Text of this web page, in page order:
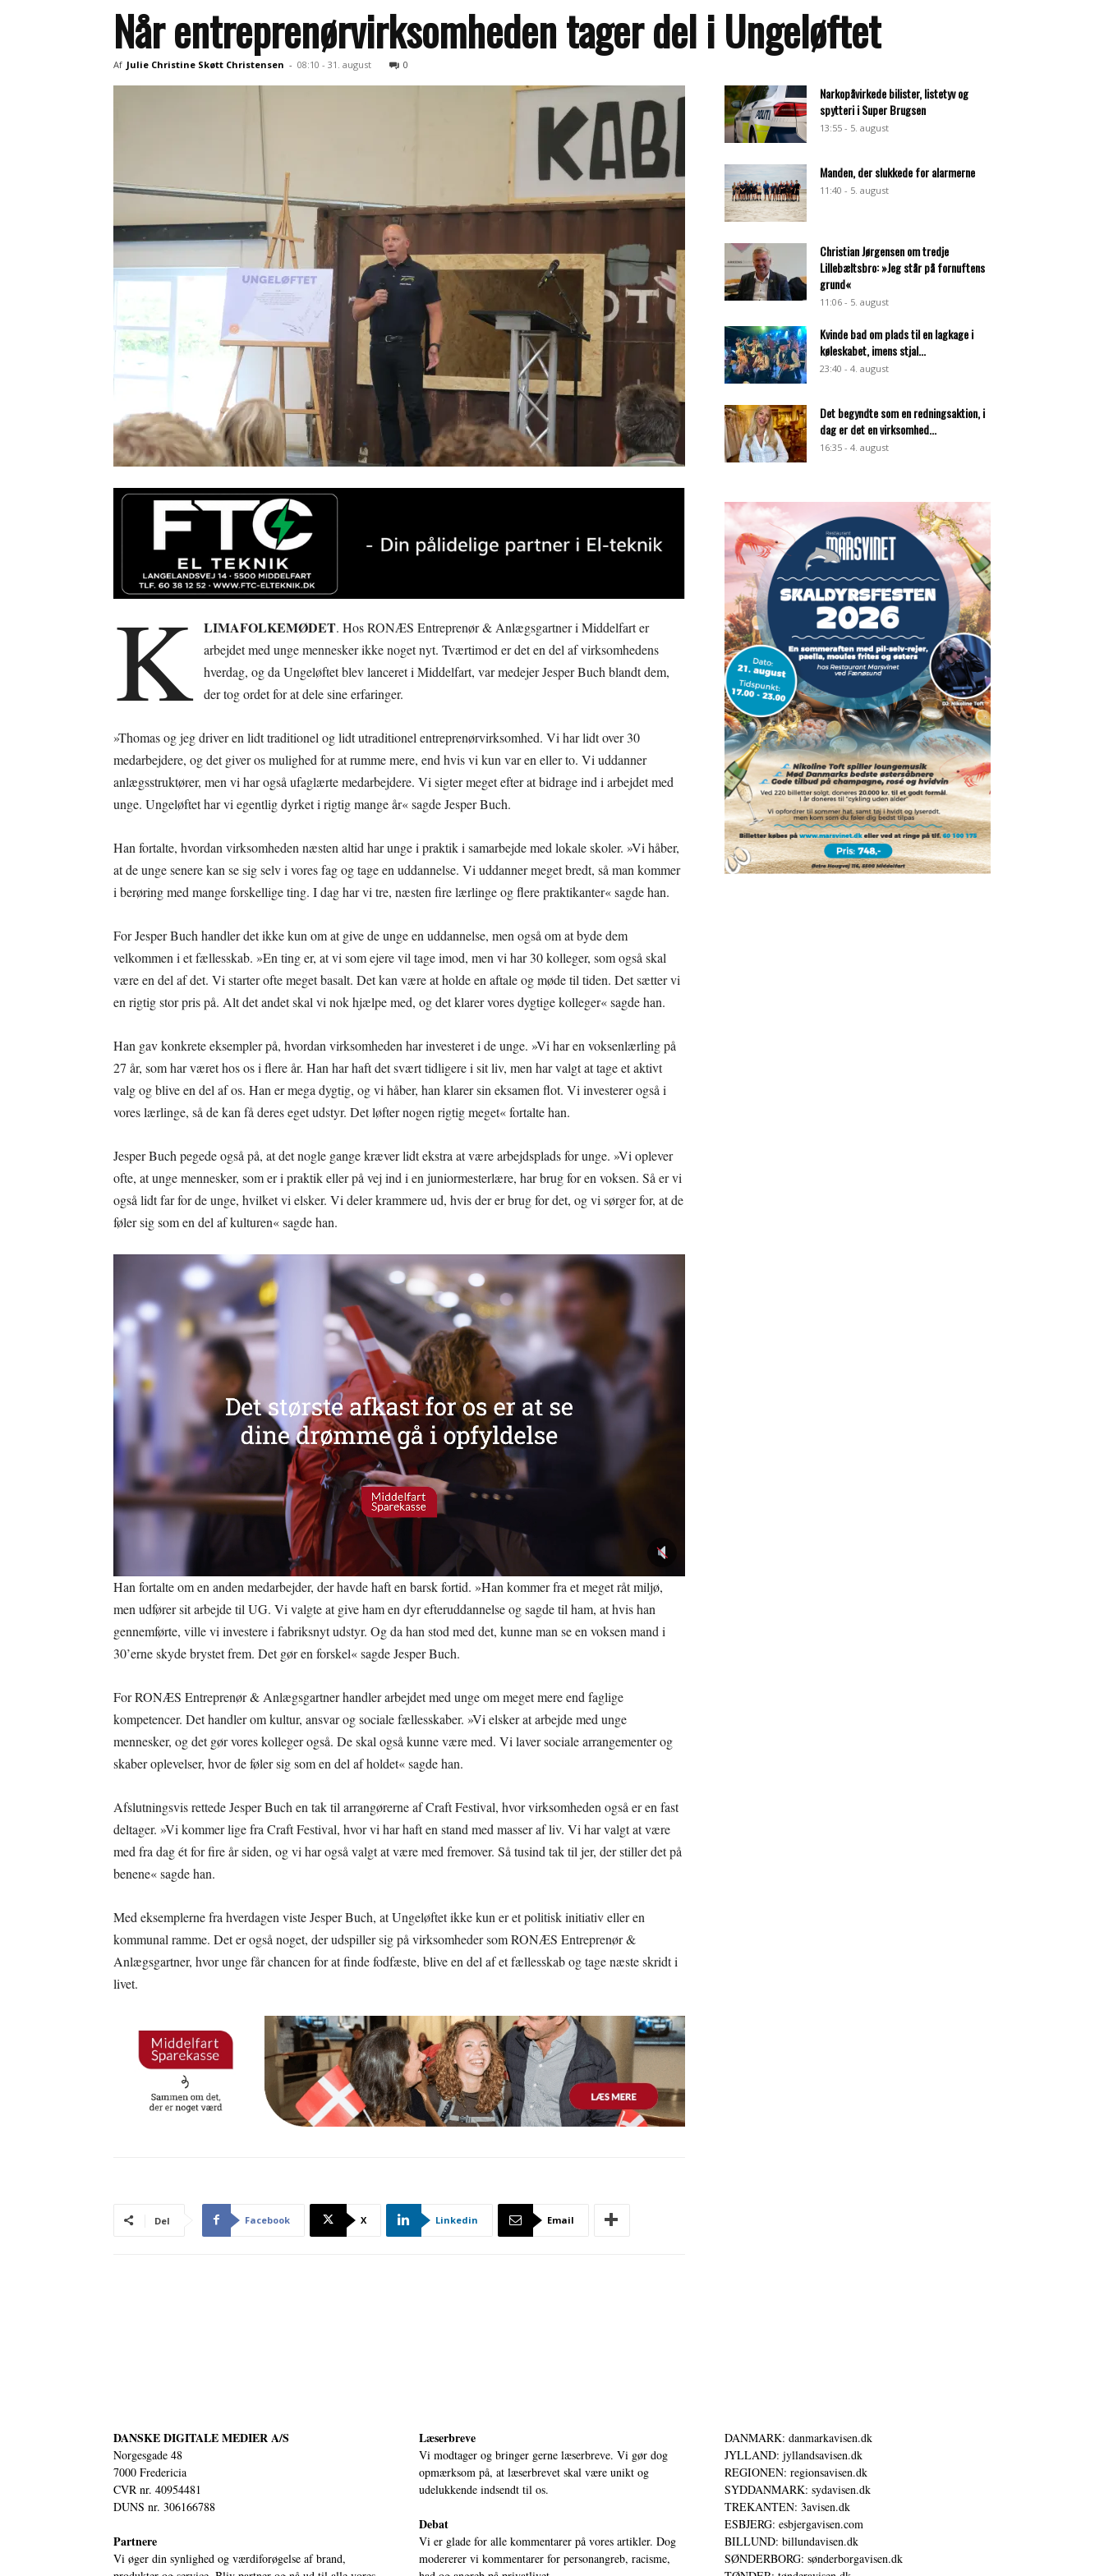
Når entreprenørvirksomheden tager del i Ungeløftet
Af Julie Christine Skøtt Christensen - 08:10 - 31. august 0
K LIMAFOLKEMØDET. Hos RONÆS Entreprenør & Anlægsgartner i Middelfart er
arbejdet med unge mennesker ikke noget nyt. Tværtimod er det en del af virksomhedens
hverdag, og da Ungeløftet blev lanceret i Middelfart, var medejer Jesper Buch blandt dem,
der tog ordet for at dele sine erfaringer.
»Thomas og jeg driver en lidt traditionel og lidt utraditionel entreprenørvirksomhed. Vi har lidt over 30
medarbejdere, og det giver os mulighed for at rumme mere, end hvis vi kun var en eller to. Vi uddanner
anlægsstruktører, men vi har også ufaglærte medarbejdere. Vi sigter meget efter at bidrage ind i arbejdet med
unge. Ungeløftet har vi egentlig dyrket i rigtig mange år« sagde Jesper Buch.
Han fortalte, hvordan virksomheden næsten altid har unge i praktik i samarbejde med lokale skoler. »Vi håber,
at de unge senere kan se sig selv i vores fag og tage en uddannelse. Vi uddanner meget bredt, så man kommer
i berøring med mange forskellige ting. I dag har vi tre, næsten fire lærlinge og flere praktikanter« sagde han.
For Jesper Buch handler det ikke kun om at give de unge en uddannelse, men også om at byde dem
velkommen i et fællesskab. »En ting er, at vi som ejere vil tage imod, men vi har 30 kolleger, som også skal
være en del af det. Vi starter ofte meget basalt. Det kan være at holde en aftale og møde til tiden. Det sætter vi
en rigtig stor pris på. Alt det andet skal vi nok hjælpe med, og det klarer vores dygtige kolleger« sagde han.
Han gav konkrete eksempler på, hvordan virksomheden har investeret i de unge. »Vi har en voksenlærling på
27 år, som har været hos os i flere år. Han har haft det svært tidligere i sit liv, men har valgt at tage et aktivt
valg og blive en del af os. Han er mega dygtig, og vi håber, han klarer sin eksamen flot. Vi investerer også i
vores lærlinge, så de kan få deres eget udstyr. Det løfter nogen rigtig meget« fortalte han.
Jesper Buch pegede også på, at det nogle gange kræver lidt ekstra at være arbejdsplads for unge. »Vi oplever
ofte, at unge mennesker, som er i praktik eller på vej ind i en juniormesterlære, har brug for en voksen. Så er vi
også lidt far for de unge, hvilket vi elsker. Vi deler krammere ud, hvis der er brug for det, og vi sørger for, at de
føler sig som en del af kulturen« sagde han.
Han fortalte om en anden medarbejder, der havde haft en barsk fortid. »Han kommer fra et meget råt miljø,
men udfører sit arbejde til UG. Vi valgte at give ham en dyr efteruddannelse og sagde til ham, at hvis han
gennemførte, ville vi investere i fabriksnyt udstyr. Og da han stod med det, kunne man se en voksen mand i
30’erne skyde brystet frem. Det gør en forskel« sagde Jesper Buch.
For RONÆS Entreprenør & Anlægsgartner handler arbejdet med unge om meget mere end faglige
kompetencer. Det handler om kultur, ansvar og sociale fællesskaber. »Vi elsker at arbejde med unge
mennesker, og det gør vores kolleger også. De skal også kunne være med. Vi laver sociale arrangementer og
skaber oplevelser, hvor de føler sig som en del af holdet« sagde han.
Afslutningsvis rettede Jesper Buch en tak til arrangørerne af Craft Festival, hvor virksomheden også er en fast
deltager. »Vi kommer lige fra Craft Festival, hvor vi har haft en stand med masser af liv. Vi har valgt at være
med fra dag ét for fire år siden, og vi har også valgt at være med fremover. Så tusind tak til jer, der stiller det på
benene« sagde han.
Med eksemplerne fra hverdagen viste Jesper Buch, at Ungeløftet ikke kun er et politisk initiativ eller en
kommunal ramme. Det er også noget, der udspiller sig på virksomheder som RONÆS Entreprenør &
Anlægsgartner, hvor unge får chancen for at finde fodfæste, blive en del af et fællesskab og tage næste skridt i
livet.
Del Facebook X Linkedin Email
Narkopåvirkede bilister, listetyv og
spytteri i Super Brugsen
13:55 - 5. august
Manden, der slukkede for alarmerne
11:40 - 5. august
Christian Jørgensen om tredje
Lillebæltsbro: »Jeg står på fornuftens
grund«
11:06 - 5. august
Kvinde bad om plads til en lagkage i
køleskabet, imens stjal...
23:40 - 4. august
Det begyndte som en redningsaktion, i
dag er det en virksomhed...
16:35 - 4. august
DANSKE DIGITALE MEDIER A/S
Norgesgade 48
7000 Fredericia
CVR nr. 40954481
DUNS nr. 306166788
Partnere
Vi øger din synlighed og værdiforøgelse af brand,
Læserbreve
Vi modtager og bringer gerne læserbreve. Vi gør dog
opmærksom på, at læserbrevet skal være unikt og
udelukkende indsendt til os.
Debat
Vi er glade for alle kommentarer på vores artikler. Dog
modererer vi kommentarer for personangreb, racisme,
DANMARK: danmarkavisen.dk
JYLLAND: jyllandsavisen.dk
REGIONEN: regionsavisen.dk
SYDDANMARK: sydavisen.dk
TREKANTEN: 3avisen.dk
ESBJERG: esbjergavisen.com
BILLUND: billundavisen.dk
SØNDERBORG: sønderborgavisen.dk